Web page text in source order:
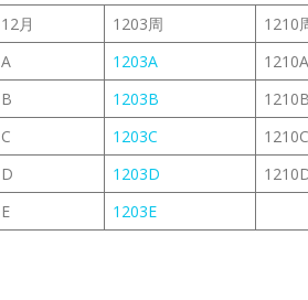
12月 1203周 1210
A
1203A 1210A
B
1203B 1210B
C
1203C 1210C
D
1203D
E
1203E